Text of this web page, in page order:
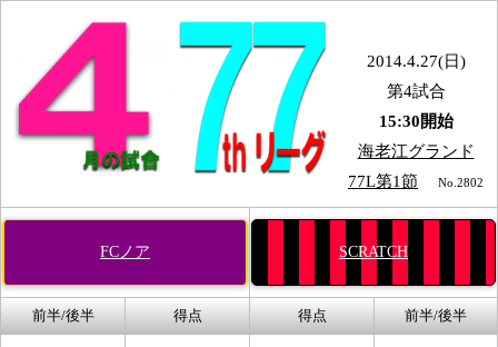
2014.4.27(日)
第4試合
15:30開始
海老江グランド
77L第1節
No.2802
FCノア SCRATCH
前半/後半 得点 得点 前半/後半